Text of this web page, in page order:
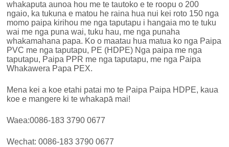
whakaputa aunoa hou me te tautoko e te roopu o 200
ngaio, ka tukuna e matou he raina hua nui kei roto 150 nga
momo paipa kirihou me nga taputapu i hangaia mo te tuku
wai me nga puna wai, tuku hau, me nga punaha
whakamahana papa. Ko o maatau hua matua ko nga Paipa
PVC me nga taputapu, PE (HDPE) Nga paipa me nga
taputapu, Paipa PPR me nga taputapu, me nga Paipa
Whakawera Papa PEX.
Mena kei a koe etahi patai mo te Paipa Paipa HDPE, kaua
koe e mangere ki te whakapā mai!
Waea:0086-183 3790 0677
Wechat: 0086-183 3790 0677